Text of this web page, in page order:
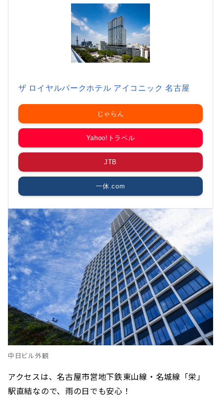
ザ ロイヤルパークホテル アイコニック 名古屋
じゃらん
Yahoo!トラベル
JTB
一休.com
中日ビル外観
アクセスは、名古屋市営地下鉄東山線・名城線「栄」
駅直結なので、雨の日でも安心！